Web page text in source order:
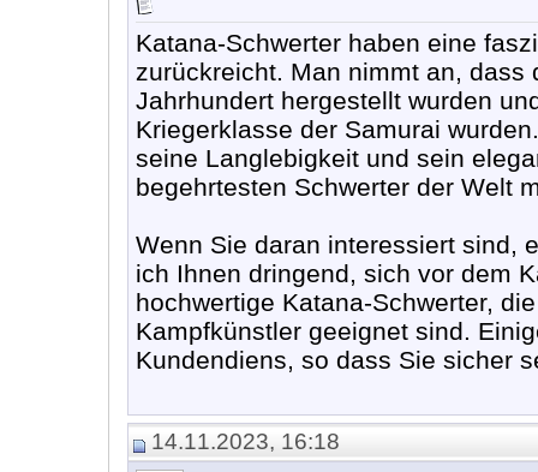
Katana-Schwerter haben eine
zurückreicht. Man nimmt an,
Jahrhundert hergestellt wurden
Kriegerklasse der Samurai
seine Langlebigkeit und sein
begehrtesten Schwerter der Welt
Wenn Sie daran interessiert sind,
ich Ihnen dringend, sich vor dem
hochwertige Katana-Schwerter,
Kampfkünstler geeignet sind.
Kundendiens, so dass Sie sicher
14.11.2023, 16:18